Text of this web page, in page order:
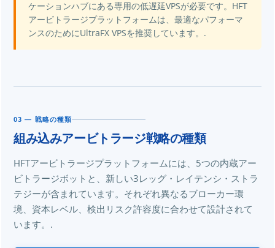
ケーションハブにある専用の低遅延VPSが必要です。HFT
アービトラージプラットフォームは、最適なパフォーマ
ンスのためにUltraFX VPSを推奨しています。.
03 — 戦略の種類
組み込みアービトラージ戦略の種類
HFTアービトラージプラットフォームには、5つの内蔵アー
ビトラージボットと、新しい3レッグ・レイテンシ・ストラ
テジーが含まれています。それぞれ異なるブローカー環
境、資本レベル、検出リスク許容度に合わせて設計されて
います。.